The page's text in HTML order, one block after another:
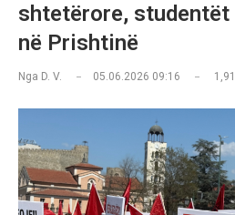
shtetërore,
në Prishtinë
Nga D. V. 05.06.2026 09:16